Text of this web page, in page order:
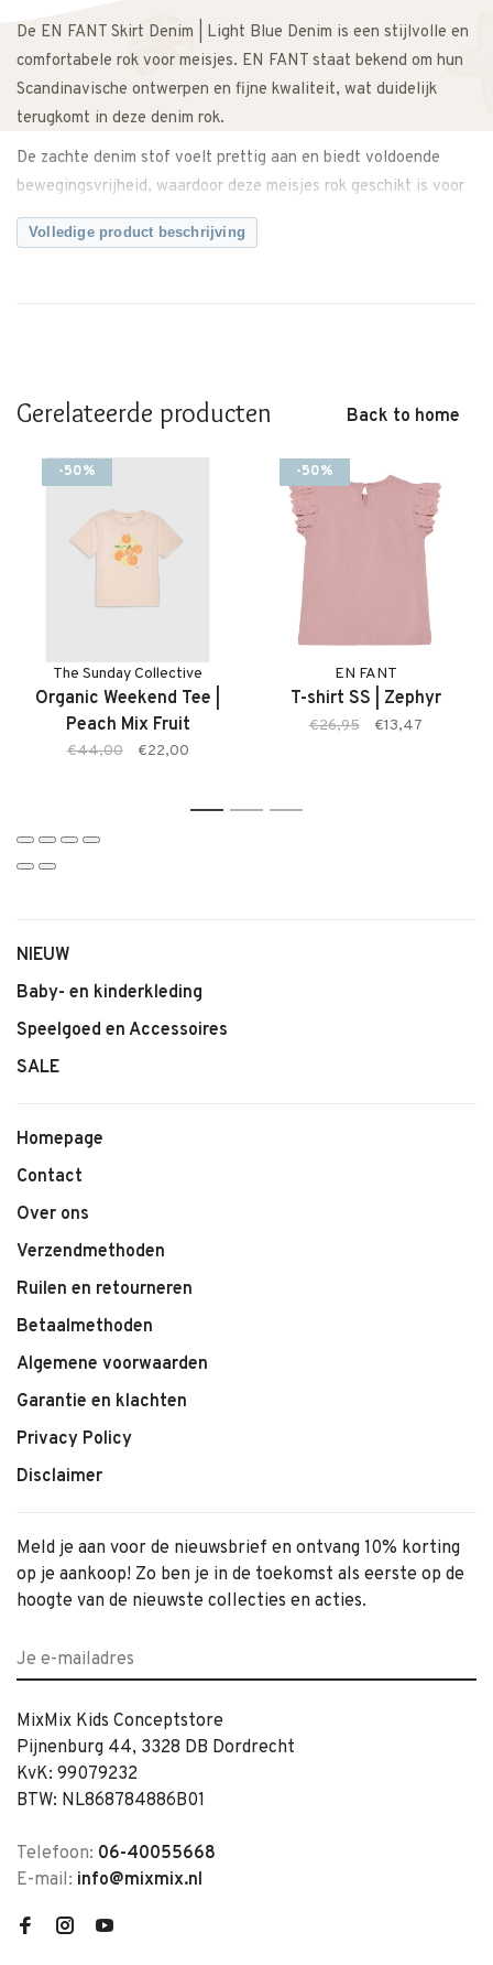
De EN FANT Skirt Denim | Light Blue Denim is een stijlvolle en
comfortabele rok voor meisjes. EN FANT staat bekend om hun
Scandinavische ontwerpen en fijne kwaliteit, wat duidelijk
terugkomt in deze denim rok.
De zachte denim stof voelt prettig aan en biedt voldoende
bewegingsvrijheid, waardoor deze meisjes rok geschikt is voor
school, spelen en dagelijks gebruik. De lichte wassing geeft de
rok een frisse en moderne uitstraling.
Let op: dit merk valt groot.
Twijfel je over de maat? Neem gerust contact met ons op. We
meten de skirt graag voor je na, zodat je zeker weet dat je de
juiste maat bestelt.
Kenmerken:
• Meisjes rok van EN FANT
• Zachte en comfortabele denim kwaliteit
• Lichtblauwe wassing
• Comfortabele pasvorm met bewegingsvrijheid
• Makkelijk te combineren
Volledige product beschrijving
Gerelateerde producten Back to home
-50%
The Sunday Collective
Organic Weekend Tee |
Peach Mix Fruit
€44,00 €22,00
-50%
EN FANT
T-shirt SS | Zephyr
€26,95 €13,47
1 2 3
NIEUW
Baby- en kinderkleding
Speelgoed en Accessoires
SALE
Homepage
Contact
Over ons
Verzendmethoden
Ruilen en retourneren
Betaalmethoden
Algemene voorwaarden
Garantie en klachten
Privacy Policy
Disclaimer
Meld je aan voor de nieuwsbrief en ontvang 10% korting
op je aankoop! Zo ben je in de toekomst als eerste op de
hoogte van de nieuwste collecties en acties.
MixMix Kids Conceptstore
Pijnenburg 44, 3328 DB Dordrecht
KvK: 99079232
BTW: NL868784886B01
Telefoon: 06-40055668
E-mail: info@mixmix.nl